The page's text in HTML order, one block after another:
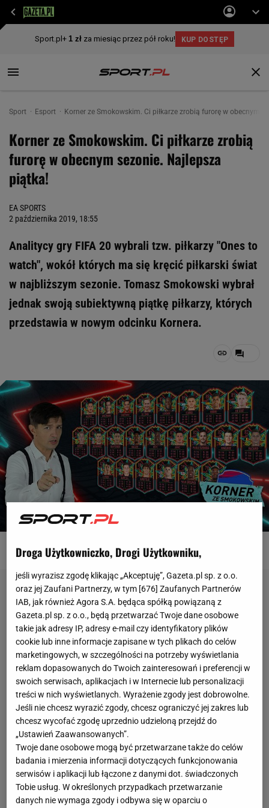
Sport Esport Korner ze Smokowskim. Ci piłkarze zrobią furorę w obecnym
Korner ze Smokowskim. Ci piłkarze zrobią
furorę w obecnym sezonie. Najlepsza
piątka!
EA SPORTS
2 października 2019, 18:55
Analitycy gry FIFA 20 wybrali tzw. piłkarzy "Ones to
watch", wokół których ma się kręcić piłkarski świat
w najbliższym sezonie. Tomasz Smokowski wybrał
jednak swoją subiektywną piątkę piłkarzy, których
przedstawia w nowym odcinku Kornera.
Droga Użytkowniczko, Drogi Użytkowniku,
jeśli wyrazisz zgodę klikając „Akceptuję”, Gazeta.pl sp. z o.o.
oraz jej Zaufani Partnerzy, w tym [676] Zaufanych Partnerów
IAB, jak również Agora S.A. będąca spółką powiązaną z
Gazeta.pl sp. z o.o., będą przetwarzać Twoje dane osobowe
takie jak adresy IP, adresy e-mail czy identyfikatory plików
cookie lub inne informacje zapisane w tych plikach do celów
marketingowych, w szczególności na potrzeby wyświetlania
reklam dopasowanych do Twoich zainteresowań i preferencji w
swoich serwisach, aplikacjach i w Internecie lub personalizacji
treści w nich wyświetlanych. Wyrażenie zgody jest dobrowolne.
Jeśli nie chcesz wyrazić zgody, chcesz ograniczyć jej zakres lub
chcesz wycofać zgodę uprzednio udzieloną przejdź do
„Ustawień Zaawansowanych”.
Twoje dane osobowe mogą być przetwarzane także do celów
badania i mierzenia informacji dotyczących funkcjonowania
serwisów i aplikacji lub łączone z danymi dot. świadczonych
Tobie usług. W określonych przypadkach przetwarzanie
danych nie wymaga zgody i odbywa się w oparciu o